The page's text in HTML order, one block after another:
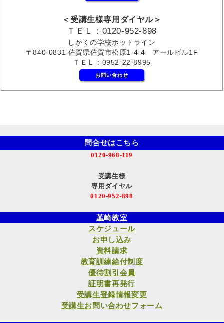
＜受講生様専用ダイヤル＞
ＴＥＬ：0120-952-898
しかくの学校ホットライン
〒840-0831 佐賀県佐賀市松原1-4-4 アールビル1F
ＴＥＬ：0952-22-8995
お問い合わせ
問合せはこちら
0120-968-119
受講生様
専用ダイヤル
0120-952-898
韮崎教室
スケジュール
お申し込み
資料請求
教育訓練給付制度
優待割引会員
証明書再発行
受講生登録情報変更
受講生お問い合わせフォーム